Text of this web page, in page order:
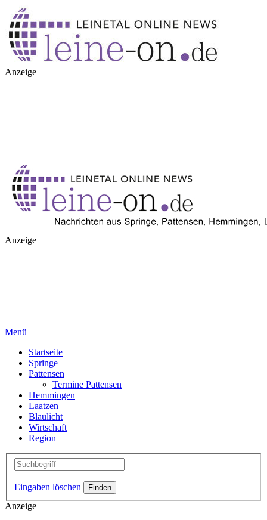
Anzeige
Anzeige
Menü
Startseite
Springe
Pattensen
Termine Pattensen
Hemmingen
Laatzen
Blaulicht
Wirtschaft
Region
Eingaben löschen
Anzeige